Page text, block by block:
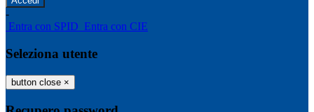
-
Entra con SPID Entra con CIE
Seleziona utente
button close ×